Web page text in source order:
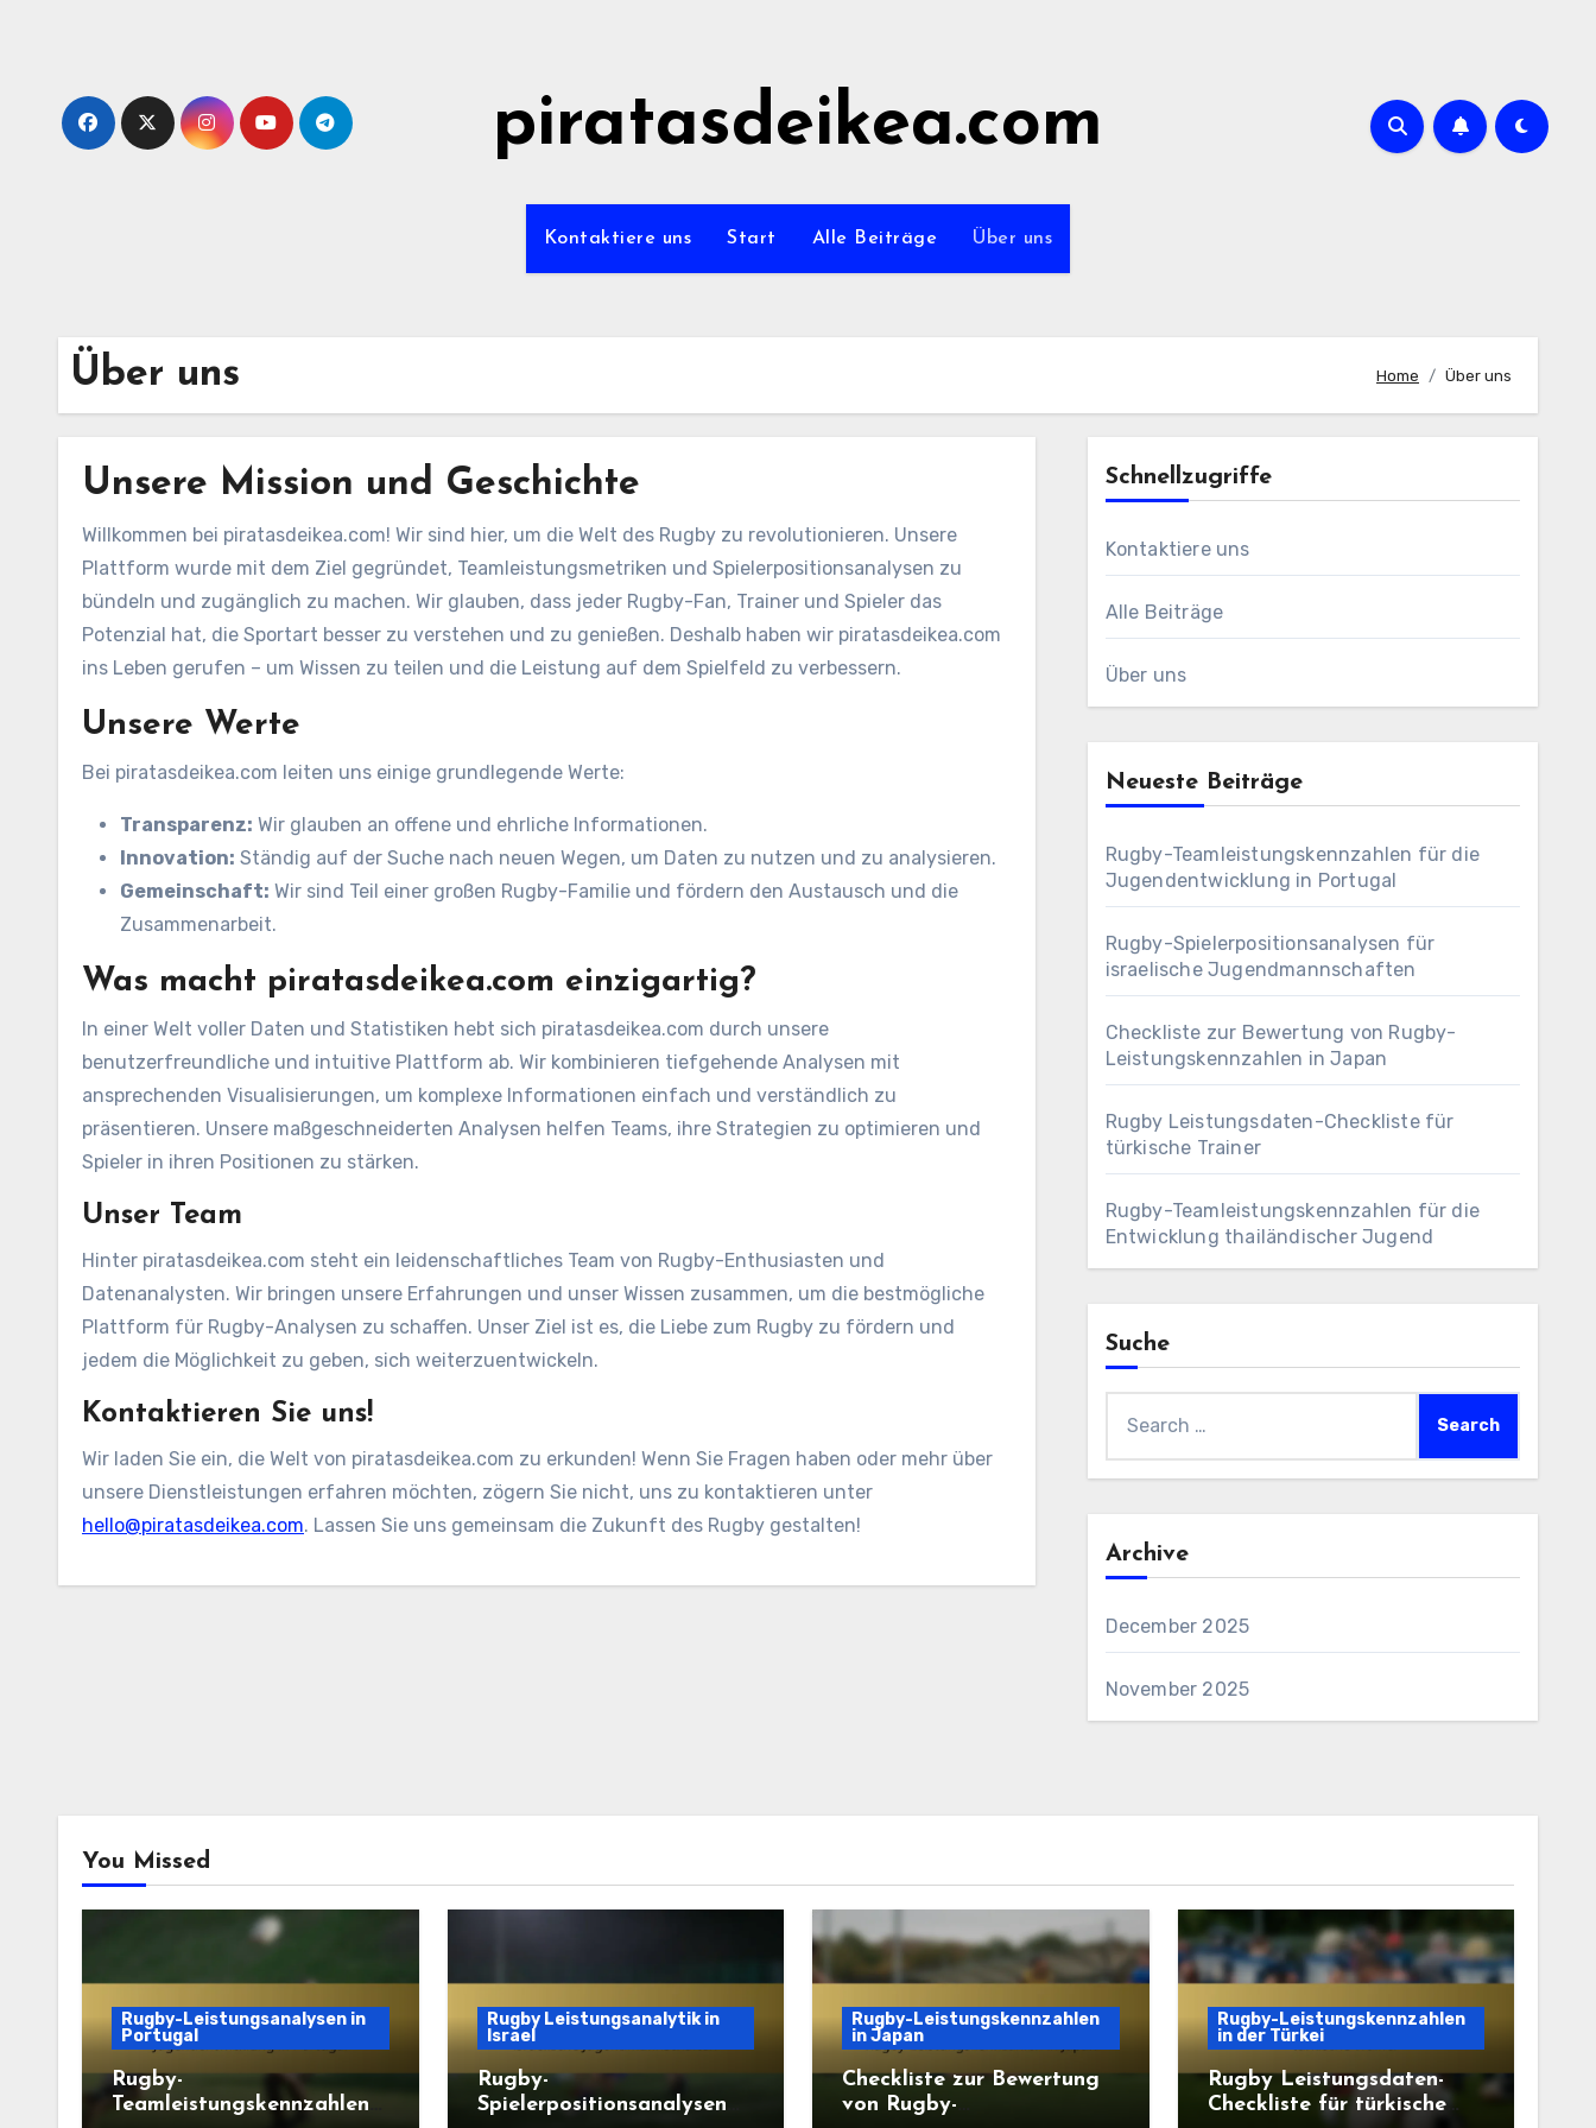
piratasdeikea.com
Kontaktiere uns Start Alle Beiträge Über uns
Über uns Home Über uns
Unsere Mission und Geschichte
Willkommen bei piratasdeikea.com! Wir sind hier, um die Welt des Rugby zu revolutionieren. Unsere
Plattform wurde mit dem Ziel gegründet, Teamleistungsmetriken und Spielerpositionsanalysen zu
bündeln und zugänglich zu machen. Wir glauben, dass jeder Rugby-Fan, Trainer und Spieler das
Potenzial hat, die Sportart besser zu verstehen und zu genießen. Deshalb haben wir piratasdeikea.com
ins Leben gerufen – um Wissen zu teilen und die Leistung auf dem Spielfeld zu verbessern.
Unsere Werte
Bei piratasdeikea.com leiten uns einige grundlegende Werte:
Transparenz: Wir glauben an offene und ehrliche Informationen.
Innovation: Ständig auf der Suche nach neuen Wegen, um Daten zu nutzen und zu analysieren.
Gemeinschaft: Wir sind Teil einer großen Rugby-Familie und fördern den Austausch und die
Zusammenarbeit.
Was macht piratasdeikea.com einzigartig?
In einer Welt voller Daten und Statistiken hebt sich piratasdeikea.com durch unsere
benutzerfreundliche und intuitive Plattform ab. Wir kombinieren tiefgehende Analysen mit
ansprechenden Visualisierungen, um komplexe Informationen einfach und verständlich zu
präsentieren. Unsere maßgeschneiderten Analysen helfen Teams, ihre Strategien zu optimieren und
Spieler in ihren Positionen zu stärken.
Unser Team
Hinter piratasdeikea.com steht ein leidenschaftliches Team von Rugby-Enthusiasten und
Datenanalysten. Wir bringen unsere Erfahrungen und unser Wissen zusammen, um die bestmögliche
Plattform für Rugby-Analysen zu schaffen. Unser Ziel ist es, die Liebe zum Rugby zu fördern und
jedem die Möglichkeit zu geben, sich weiterzuentwickeln.
Kontaktieren Sie uns!
Wir laden Sie ein, die Welt von piratasdeikea.com zu erkunden! Wenn Sie Fragen haben oder mehr über
unsere Dienstleistungen erfahren möchten, zögern Sie nicht, uns zu kontaktieren unter
hello@piratasdeikea.com. Lassen Sie uns gemeinsam die Zukunft des Rugby gestalten!
Schnellzugriffe
Kontaktiere uns
Alle Beiträge
Über uns
Neueste Beiträge
Rugby-Teamleistungskennzahlen für die
Jugendentwicklung in Portugal
Rugby-Spielerpositionsanalysen für
israelische Jugendmannschaften
Checkliste zur Bewertung von Rugby-
Leistungskennzahlen in Japan
Rugby Leistungsdaten-Checkliste für
türkische Trainer
Rugby-Teamleistungskennzahlen für die
Entwicklung thailändischer Jugend
Suche
for:
Archive
December 2025
November 2025
You Missed
Rugby-Leistungsanalysen in
Portugal
Rugby-
Teamleistungskennzahlen
Rugby Leistungsanalytik in
Israel
Rugby-
Spielerpositionsanalysen
Rugby-Leistungskennzahlen
in Japan
Checkliste zur Bewertung
von Rugby-
Rugby-Leistungskennzahlen
in der Türkei
Rugby Leistungsdaten-
Checkliste für türkische